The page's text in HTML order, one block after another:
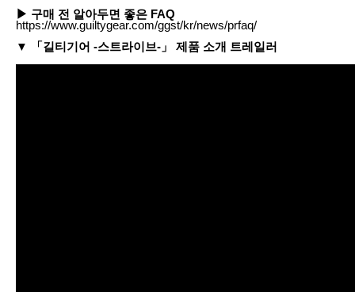
▶ 구매 전 알아두면 좋은 FAQ
https://www.guiltygear.com/ggst/kr/news/prfaq/
▼ 「길티기어 -스트라이브-」 제품 소개 트레일러